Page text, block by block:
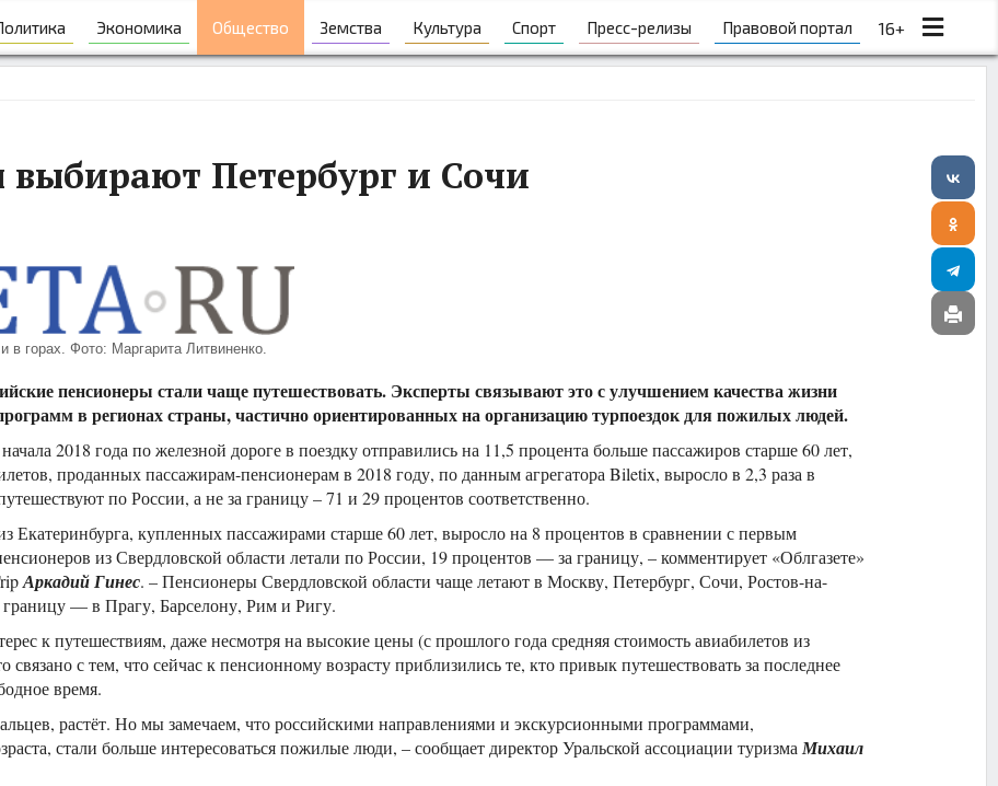
Экономика Общество Земства Культура Спорт Пресс-релизы Правовой портал 16+
выбирают Петербург и Сочи
в горах. Фото: Маргарита Литвиненко.
пенсионеры стали чаще путешествовать. Эксперты связывают это с улучшением качества жизни
в регионах страны, частично ориентированных на организацию турпоездок для пожилых людей.
2018 года по железной дороге в поездку отправились на 11,5 процента больше пассажиров старше 60 лет,
проданных пассажирам-пенсионерам в 2018 году, по данным агрегатора Biletix, выросло в 2,3 раза в
по России, а не за границу – 71 и 29 процентов соответственно.
Екатеринбурга, купленных пассажирами старше 60 лет, выросло на 8 процентов в сравнении с первым
из Свердловской области летали по России, 19 процентов — за границу, – комментирует «Облгазете»
Аркадий Гинес. – Пенсионеры Свердловской области чаще летают в Москву, Петербург, Сочи, Ростов-на-
— в Прагу, Барселону, Рим и Ригу.
к путешествиям, даже несмотря на высокие цены (с прошлого года средняя стоимость авиабилетов из
с тем, что сейчас к пенсионному возрасту приблизились те, кто привык путешествовать за последнее
время.
растёт. Но мы замечаем, что российскими направлениями и экскурсионными программами,
стали больше интересоваться пожилые люди, – сообщает директор Уральской ассоциации туризма Михаил